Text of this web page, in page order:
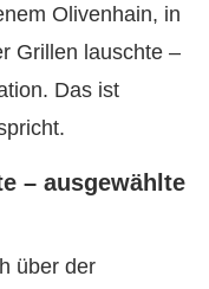
Olivenhain, in
Grillen lauschte –
Das ist
– ausgewählte
über der